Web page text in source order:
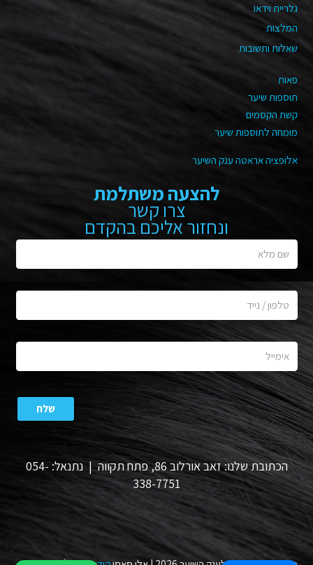
גלריית וידאו
המלצות
שאלות ותשובות
פאות
תוספות שיער
קשת הקסמים
מומחה לתוספות שיער
אלופציה אראטה ענק השיער
להצעה משתלמת
צרו קשר
ונחזור אליכם בהקדם
הכתובת שלנו: זאב אורלוב 86, פתח תקווה | נתנאל: 054-
338-7751
תקנון